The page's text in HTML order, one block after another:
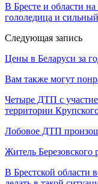
В Бресте и области
гололедица и
Следующая запись
Цены в Беларуси за
Вам также могут
Четыре ДТП с
территории
Лобовое ДТП
Житель Березовского
В Брестской области